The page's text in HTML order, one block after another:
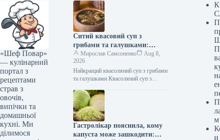
«Шеф Повар»
— кулінарний
портал з
рецептами
страв з
овочів,
випічки та
домашньої
кухні. Ми
ділимося
Ситий квасовий суп з
грибами та галушками:
покроковий рецепт з фото
Мирослав Самсоненко
Aug 8,
2026
Найкращий квасоляний суп з грибами
та галушками Квасоляний суп з
кулінарне диво, створене для…
Гастролікар пояснила, кому
капуста може зашкодити:
м
и